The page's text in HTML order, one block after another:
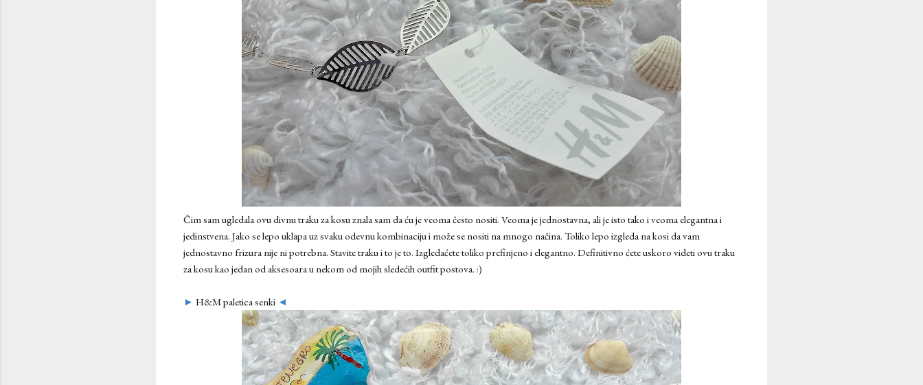
Čim sam ugledala ovu divnu traku za kosu znala sam da ću je veoma često nositi. Veoma je jednostavna, ali je isto tako i veoma elegantna i
jedinstvena. Jako se lepo uklapa uz svaku odevnu kombinaciju i može se nositi na mnogo načina. Toliko lepo izgleda na kosi da vam
jednostavno frizura nije ni potrebna. Stavite traku i to je to. Izgledaćete toliko prefinjeno i elegantno. Definitivno ćete uskoro videti ovu traku
za kosu kao jedan od aksesoara u nekom od mojih sledećih outfit postova. :)
► H&M paletica senki ◄